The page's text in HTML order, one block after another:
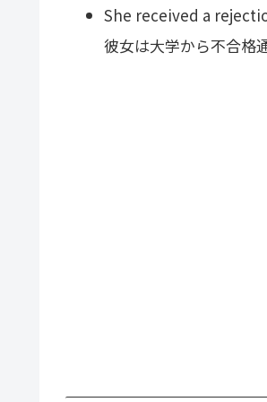
She received a
彼女は大学から不合格